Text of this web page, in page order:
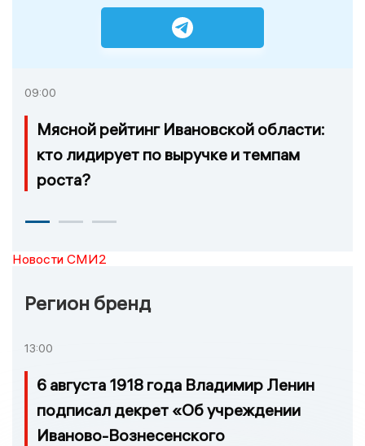
09:00
Мясной рейтинг Ивановской области:
кто лидирует по выручке и темпам
роста?
Новости СМИ2
Регион бренд
13:00
6 августа 1918 года Владимир Ленин
подписал декрет «Об учреждении
Иваново-Вознесенского